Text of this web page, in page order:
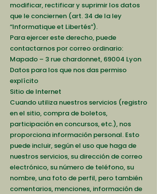
modificar, rectificar y suprimir los datos
que le conciernen (art. 34 de la ley
“Informatique et Libertés”).
Para ejercer este derecho, puede
contactarnos por correo ordinario:
Mapado – 3 rue chardonnet, 69004 Lyon
Datos para los que nos das permiso
explícito
Sitio de Internet
Cuando utiliza nuestros servicios (registro
en el sitio, compra de boletos,
participación en concursos, etc.), nos
proporciona información personal. Esto
puede incluir, según el uso que haga de
nuestros servicios, su dirección de correo
electrónico, su número de teléfono, su
nombre, una foto de perfil, pero también
comentarios, menciones, información de